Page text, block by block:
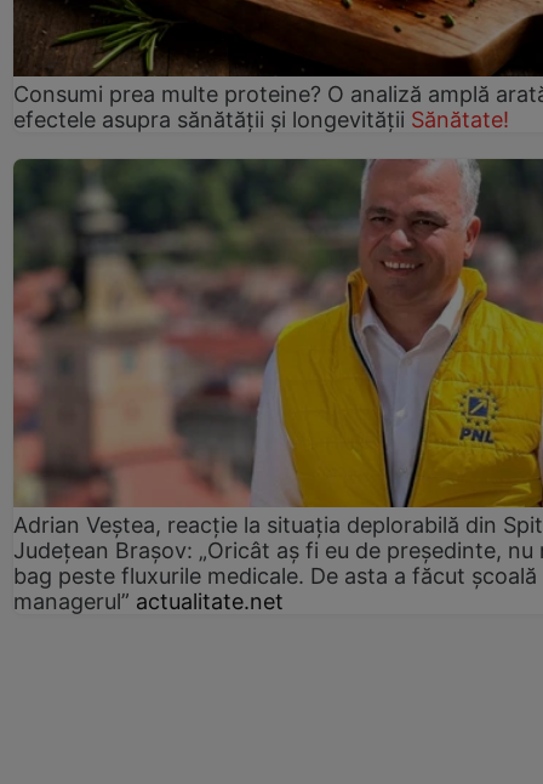
Consumi prea multe proteine? O analiză amplă
efectele asupra sănătății și longevității Sănătate!
Adrian Veștea, reacție la situația deplorabilă din
Județean Brașov: „Oricât aș fi eu de președinte, nu
bag peste fluxurile medicale. De asta a făcut școală
managerul” actualitate.net